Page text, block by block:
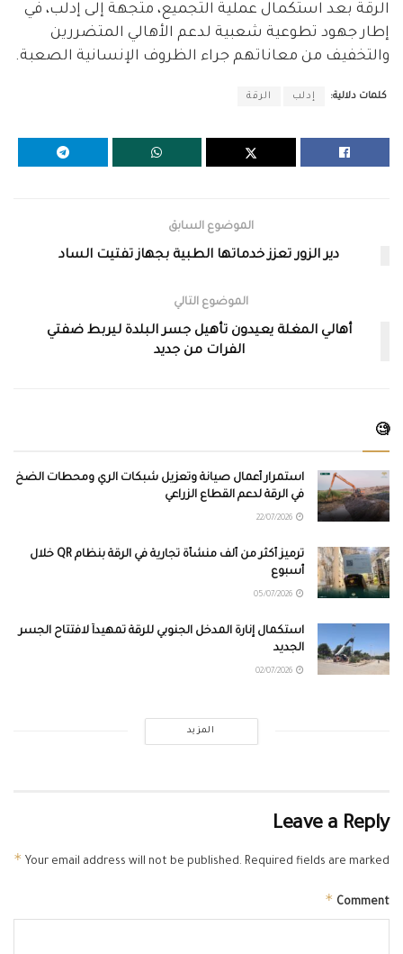
الرقة بعد استكمال عملية التجميع، متجهة إلى إدلب، في
إطار جهود تطوعية شعبية لدعم الأهالي المتضررين
والتخفيف من معاناتهم جراء الظروف الإنسانية الصعبة.
كلمات دلالية: إدلب الرقة
الموضوع السابق
دير الزور تعزز خدماتها الطبية بجهاز تفتيت الساد
الموضوع التالي
أهالي المغلة يعيدون تأهيل جسر البلدة ليربط ضفتي
الفرات من جديد
🧐
استمرار أعمال صيانة وتعزيل شبكات الري ومحطات الضخ
في الرقة لدعم القطاع الزراعي
ترميز أكثر من ألف منشأة تجارية في الرقة بنظام QR خلال
أسبوع
استكمال إنارة المدخل الجنوبي للرقة تمهيداً لافتتاح الجسر
الجديد
المزيد
Leave a Reply
Your email address will not be published. Required fields are marked
*
Comment
*